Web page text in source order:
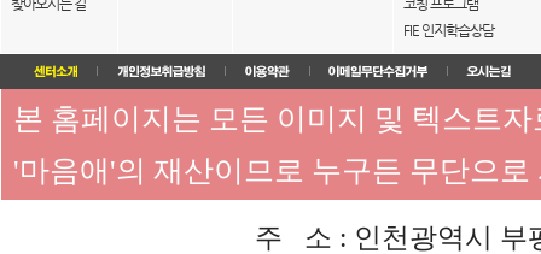
찾아오시는 길
코칭 프로그램
FIE 인지학습상담
본 홈페이지는 모든 이미지 및 텍스트
'마음애'의 재산이므로 누구든 무단으
주 소 : 인천광역시 부